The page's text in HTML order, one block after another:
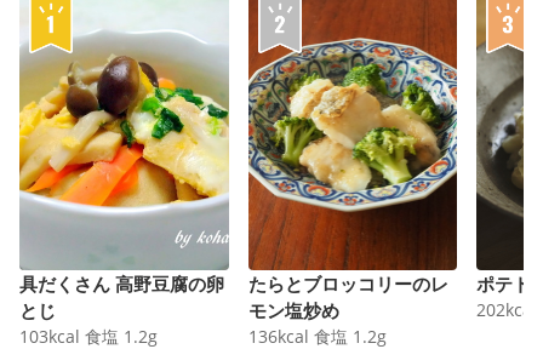
具だくさん 高野豆腐の卵
とじ
103kcal 食塩 1.2g
たらとブロッコリーのレ
モン塩炒め
136kcal 食塩 1.2g
ポテト
202kcal